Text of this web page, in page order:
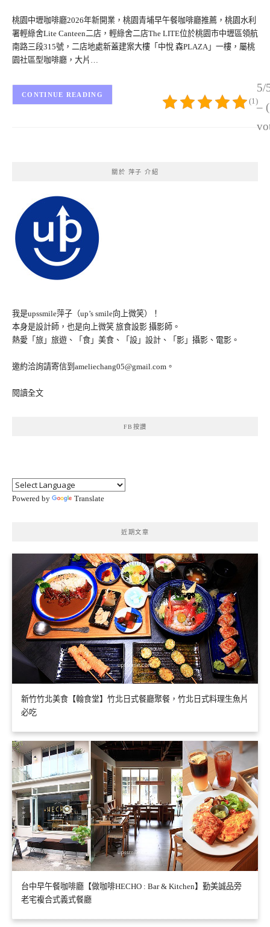
桃園中壢咖啡廳2026年新開業，桃園青埔早午餐咖啡廳推薦，桃園水利
署輕綠舍Lite Canteen二店，輕綠舍二店The LITE位於桃園市中壢區領航
南路三段315號，二店地處新蓋建案大樓「中悅 森PLAZA」一樓，屬桃
園社區型咖啡廳，大片…
5/
–
(1)
CONTINUE READING
關於 萍子 介紹
我是upssmile萍子（up’s smile向上微笑）！
本身是設計師，也是向上微笑 旅食設影 攝影師。
熱愛「旅」旅遊、「食」美食、「設」設計、「影」攝影、電影。
邀約洽詢請寄信到ameliechang05@gmail.com。
閱讀全文
FB按讚
Powered by Translate
近期文章
新竹竹北美食【翰食堂】竹北日式餐廳聚餐，竹北日式料理生魚片
必吃
台中早午餐咖啡廳【做咖啡HECHO : Bar & Kitchen】勤美誠品旁
老宅複合式義式餐廳